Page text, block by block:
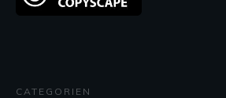
CATEGORIEN